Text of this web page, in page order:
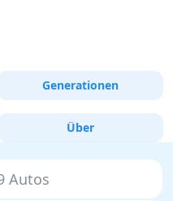
Generationen
Über